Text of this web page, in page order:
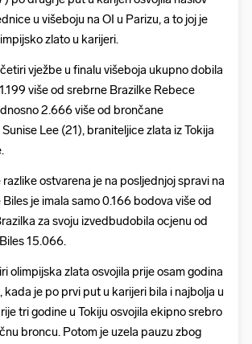
u višeboju na OI u Parizu, a to joj je
zlato u karijeri.
vježbe u finalu višeboja ukupno dobila
više od srebrne Brazilke Rebece
2.666 više od brončane
Lee (21), braniteljice zlata iz Tokija
ostvarena je na posljednjoj spravi na
je imala samo 0.166 bodova više od
za svoju izvedbudobila ocjenu od
15.066.
olimpijska zlata osvojila prije osam godina
kada je po prvi put u karijeri bila i najbolja u
tri godine u Tokiju osvojila ekipno srebro
broncu. Potom je uzela pauzu zbog